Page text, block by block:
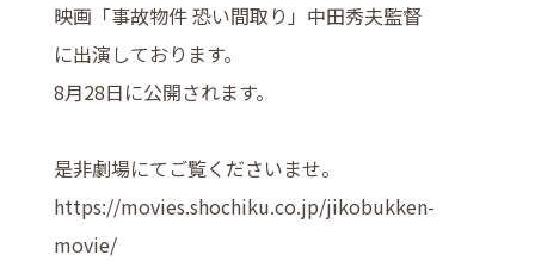
映画「事故物件 恐い間取り」中田秀夫監督
に出演しております。
8月28日に公開されます。
是非劇場にてご覧くださいませ。
https://movies.shochiku.co.jp/jikobukken-
movie/